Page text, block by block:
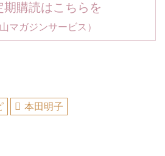
期購読はこちらを
マガジンサービス）
本田明子